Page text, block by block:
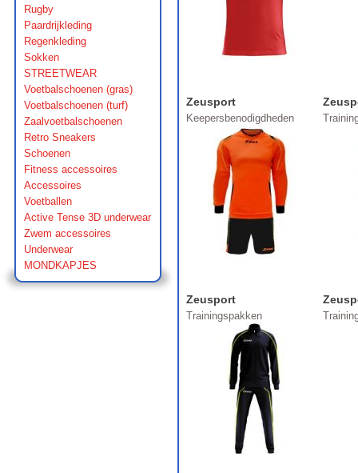
Rugby
Paardrijkleding
Regenkleding
Sokken
STREETWEAR
Voetbalschoenen (gras)
Voetbalschoenen (turf)
Zaalvoetbalschoenen
Retro Sneakers
Schoenen
Fitness accessoires
Accessoires
Voetballen
Active Tense 3D underwear
Zwem accessoires
Underwear
MONDKAPJES
Zeusport
Keepersbenodigdheden
Zeusport
Trainingspakken